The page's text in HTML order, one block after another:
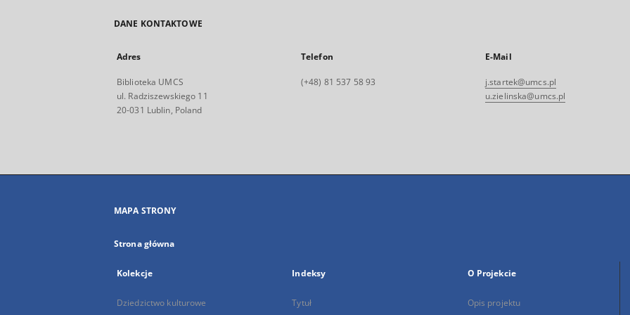
DANE KONTAKTOWE
Adres
Biblioteka UMCS
ul. Radziszewskiego 11
20-031 Lublin, Poland
Telefon
(+48) 81 537 58 93
E-Mail
j.startek@umcs.pl
u.zielinska@umcs.pl
MAPA STRONY
Strona główna
Kolekcje
Dziedzictwo kulturowe
Indeksy
Tytuł
O Projekcie
Opis projektu